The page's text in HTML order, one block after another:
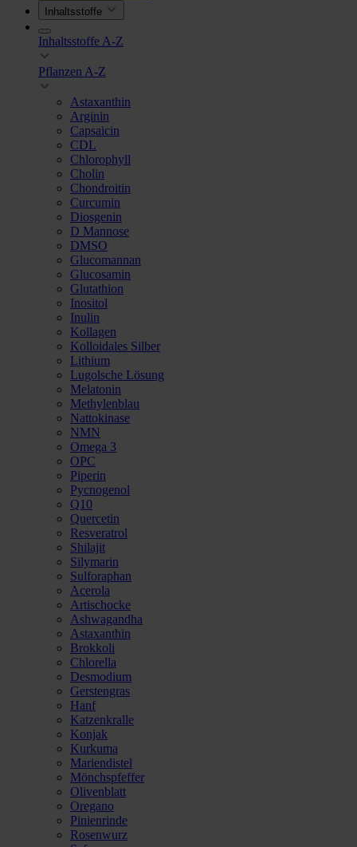
Inhaltsstoffe
Inhaltsstoffe A-Z
Pflanzen A-Z
Astaxanthin
Arginin
Capsaicin
CDL
Chlorophyll
Cholin
Chondroitin
Curcumin
Diosgenin
D Mannose
DMSO
Glucomannan
Glucosamin
Glutathion
Inositol
Inulin
Kollagen
Kolloidales Silber
Lithium
Lugolsche Lösung
Melatonin
Methylenblau
Nattokinase
NMN
Omega 3
OPC
Piperin
Pycnogenol
Q10
Quercetin
Resveratrol
Shilajit
Silymarin
Sulforaphan
Acerola
Artischocke
Ashwagandha
Astaxanthin
Brokkoli
Chlorella
Desmodium
Gerstengras
Hanf
Katzenkralle
Konjak
Kurkuma
Mariendistel
Mönchspfeffer
Olivenblatt
Oregano
Pinienrinde
Rosenwurz